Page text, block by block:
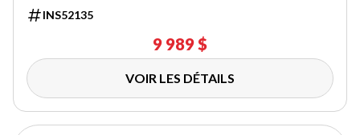
INS52135
9 989 $
VOIR LES DÉTAILS